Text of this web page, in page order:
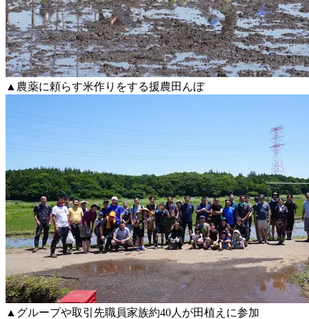
▲農薬に頼らす米作りをする援農田んぼ
▲グループや取引先職員家族約40人が田植えに参加